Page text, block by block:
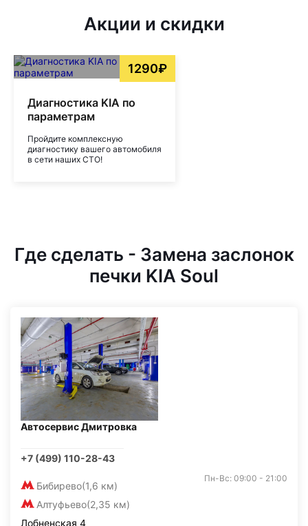
Акции и скидки
1290₽
Диагностика KIA по
параметрам
Пройдите комплексную
диагностику вашего автомобиля
в сети наших СТО!
Где сделать - Замена заслонок
печки KIA Soul
Автосервис Дмитровка
+7 (499) 110-28-43
Бибирево(1,6 км)
Алтуфьево(2,35 км)
Пн-Вс: 09:00 - 21:00
Лобненская 4